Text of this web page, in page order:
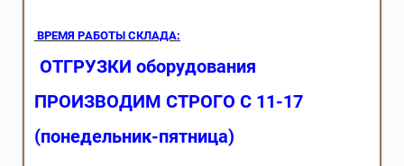
ВРЕМЯ РАБОТЫ СКЛАДА:
ОТГРУЗКИ оборудования
ПРОИЗВОДИМ СТРОГО С 11-17
(понедельник-пятница)